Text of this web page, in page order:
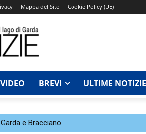
Mappa del Sito Cookie Policy (UE)
VIDEO BREVI ULTIME NOTIZIE
e Bracciano